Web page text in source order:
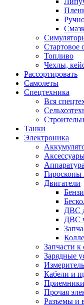
Стартовое
Топливо
Чехлы,
Рассортировать
Самолеты
Спецтехника
Вся
Танки
Электроника
Аппаратура
Гироскопы
Двигатели
ДВС
ДВС
Запчасти
Зарядные
Кабели и
Приемники
Прочая
Разъемы и